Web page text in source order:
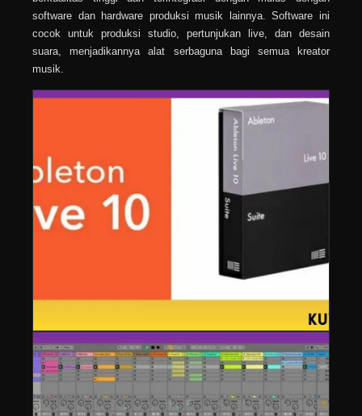
software dan hardware produksi musik lainnya. Software ini
cocok untuk produksi studio, pertunjukan live, dan desain
suara, menjadikannya alat serbaguna bagi semua kreator
musik.